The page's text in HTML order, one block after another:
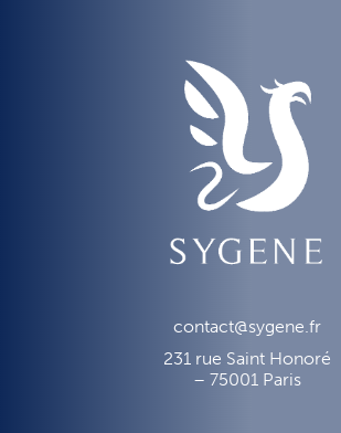
contact@sygene.fr
231 rue Saint Honoré
– 75001 Paris